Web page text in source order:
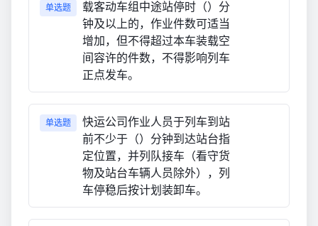
单选题
载客动车组中途站停时（）分
钟及以上的，作业件数可适当
增加，但不得超过本车装载空
间容许的件数，不得影响列车
正点发车。
单选题
快运公司作业人员于列车到站
前不少于（）分钟到达站台指
定位置，并列队接车（看守货
物及站台车辆人员除外），列
车停稳后按计划装卸车。